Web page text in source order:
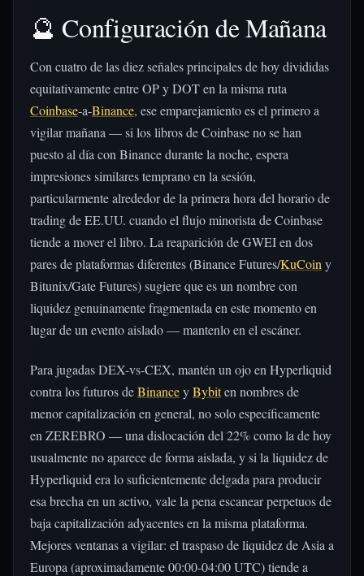
🔮 Configuración de Mañana
Con cuatro de las diez señales principales de hoy divididas
equitativamente entre OP y DOT en la misma ruta
Coinbase-a-Binance, ese emparejamiento es el primero a
vigilar mañana — si los libros de Coinbase no se han
puesto al día con Binance durante la noche, espera
impresiones similares temprano en la sesión,
particularmente alrededor de la primera hora del horario de
trading de EE.UU. cuando el flujo minorista de Coinbase
tiende a mover el libro. La reaparición de GWEI en dos
pares de plataformas diferentes (Binance Futures/KuCoin y
Bitunix/Gate Futures) sugiere que es un nombre con
liquidez genuinamente fragmentada en este momento en
lugar de un evento aislado — mantenlo en el escáner.
Para jugadas DEX-vs-CEX, mantén un ojo en Hyperliquid
contra los futuros deBinanceyBybiten nombres de
menor capitalización en general, no solo específicamente
en ZEREBRO — una dislocación del 22% como la de hoy
usualmente no aparece de forma aislada, y si la liquidez de
Hyperliquid era lo suficientemente delgada para producir
esa brecha en un activo, vale la pena escanear perpetuos de
baja capitalización adyacentes en la misma plataforma.
Mejores ventanas a vigilar: el traspaso de liquidez de Asia a
Europa (aproximadamente 00:00-04:00 UTC) tiende a